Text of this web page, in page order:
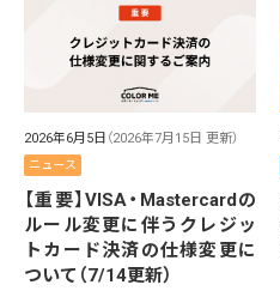
2026年6月5日 （2026年7月15日 更新）
ニュース
【重要】VISA・Mastercardの
ルール変更に伴うクレジッ
トカード決済の仕様変更に
ついて（7/14更新）